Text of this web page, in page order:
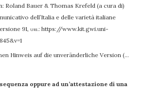
Roland Bauer & Thomas Krefeld (a cura di)
dell’Italia e delle varietà italiane
91, url: https://www.kit.gwi.uni-
Hinweis auf die unveränderliche Version (…
oppure ad un’attestazione di una